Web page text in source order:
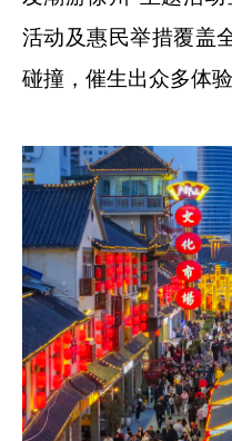
活动及惠民举措覆盖
碰撞，催生出众多体